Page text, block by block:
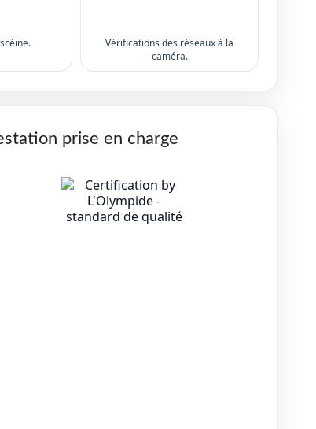
Vérifications des réseaux à la
caméra.
prise en charge